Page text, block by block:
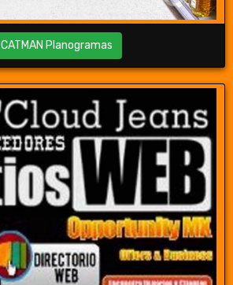
CATMAN Planogramas